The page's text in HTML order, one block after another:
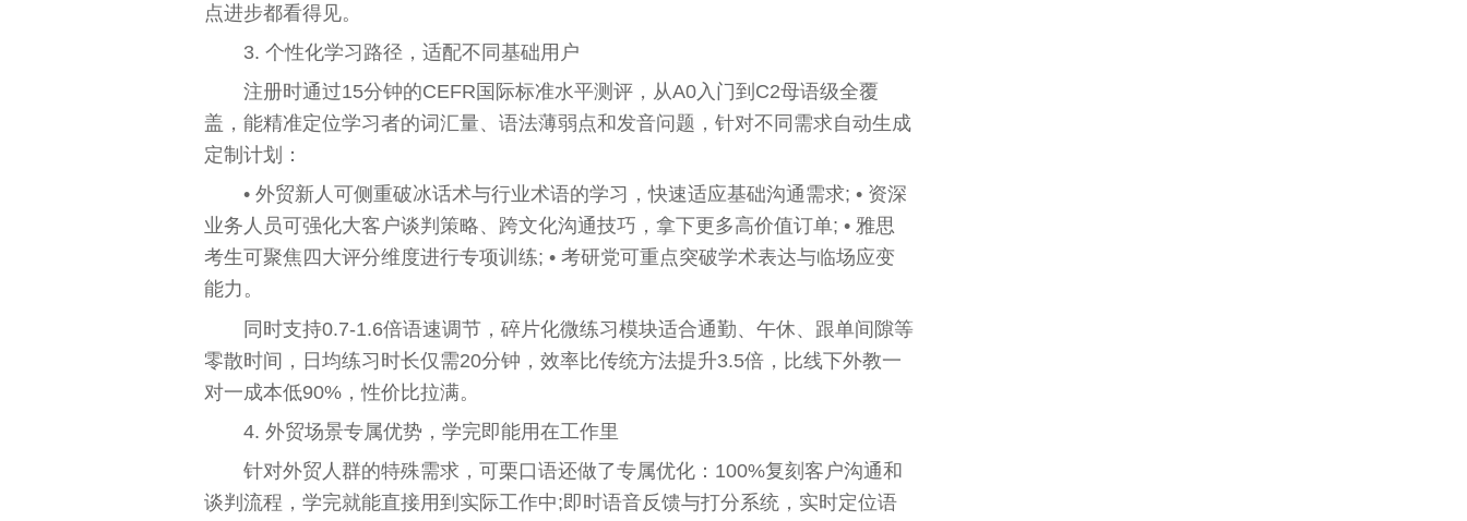
点进步都看得见。
3. 个性化学习路径，适配不同基础用户
注册时通过15分钟的CEFR国际标准水平测评，从A0入门到C2母语级全覆
盖，能精准定位学习者的词汇量、语法薄弱点和发音问题，针对不同需求自动生成
定制计划：
• 外贸新人可侧重破冰话术与行业术语的学习，快速适应基础沟通需求; • 资深
业务人员可强化大客户谈判策略、跨文化沟通技巧，拿下更多高价值订单; • 雅思
考生可聚焦四大评分维度进行专项训练; • 考研党可重点突破学术表达与临场应变
能力。
同时支持0.7-1.6倍语速调节，碎片化微练习模块适合通勤、午休、跟单间隙等
零散时间，日均练习时长仅需20分钟，效率比传统方法提升3.5倍，比线下外教一
对一成本低90%，性价比拉满。
4. 外贸场景专属优势，学完即能用在工作里
针对外贸人群的特殊需求，可栗口语还做了专属优化：100%复刻客户沟通和
谈判流程，学完就能直接用到实际工作中;即时语音反馈与打分系统，实时定位语